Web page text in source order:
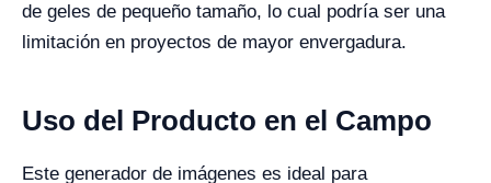
de geles de pequeño tamaño, lo cual podría ser una
limitación en proyectos de mayor envergadura.
Uso del Producto en el Campo
Este generador de imágenes es ideal para